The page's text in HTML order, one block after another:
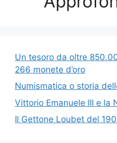
Un tesoro da oltre
266 monete d’oro
Numismatica o storia
Vittorio Emanuele III e la
Il Gettone Loubet del